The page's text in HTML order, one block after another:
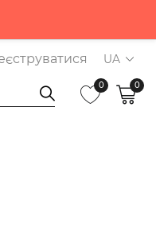
UA
0 0